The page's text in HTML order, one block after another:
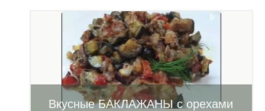
Вкусные БАКЛАЖАНЫ с орехами